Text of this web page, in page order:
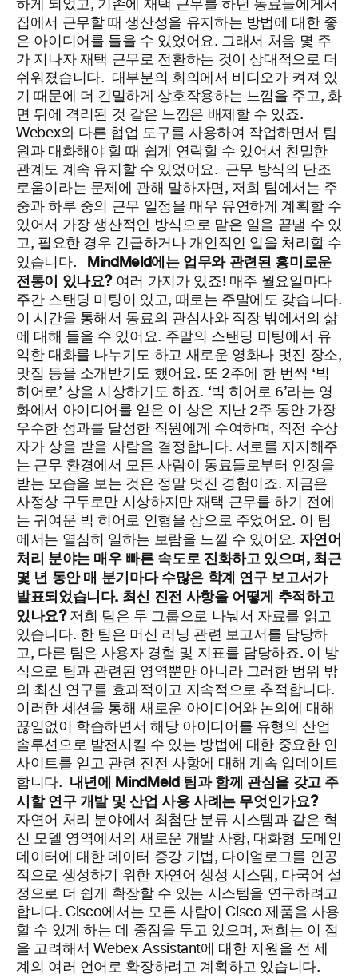
하게 되었고, 기존에 재택 근무를 하던 동료들에게서
집에서 근무할 때 생산성을 유지하는 방법에 대한 좋
은 아이디어를 들을 수 있었어요. 그래서 처음 몇 주
가 지나자 재택 근무로 전환하는 것이 상대적으로 더
쉬워졌습니다.
대부분의 회의에서 비디오가 켜져 있
기 때문에 더 긴밀하게 상호작용하는 느낌을 주고, 화
면 뒤에 격리된 것 같은 느낌은 배제할 수 있죠.
Webex와 다른 협업 도구를 사용하여 작업하면서 팀
원과 대화해야 할 때 쉽게 연락할 수 있어서 친밀한
관계도 계속 유지할 수 있었어요.
근무 방식의 단조
로움이라는 문제에 관해 말하자면, 저희 팀에서는 주
중과 하루 중의 근무 일정을 매우 유연하게 계획할 수
있어서 가장 생산적인 방식으로 맡은 일을 끝낼 수 있
고, 필요한 경우 긴급하거나 개인적인 일을 처리할 수
있습니다.
MindMeld에는 업무와 관련된 흥미로운
전통이 있나요? 여러 가지가 있죠! 매주 월요일마다
주간 스탠딩 미팅이 있고, 때로는 주말에도 갖습니다.
이 시간을 통해서 동료의 관심사와 직장 밖에서의 삶
에 대해 들을 수 있어요. 주말의 스탠딩 미팅에서 유
익한 대화를 나누기도 하고 새로운 영화나 멋진 장소,
맛집 등을 소개받기도 했어요. 또 2주에 한 번씩 ‘빅
히어로’ 상을 시상하기도 하죠. ‘빅 히어로 6’라는 영
화에서 아이디어를 얻은 이 상은 지난 2주 동안 가장
우수한 성과를 달성한 직원에게 수여하며, 직전 수상
자가 상을 받을 사람을 결정합니다. 서로를 지지해주
는 근무 환경에서 모든 사람이 동료들로부터 인정을
받는 모습을 보는 것은 정말 멋진 경험이죠. 지금은
사정상 구두로만 시상하지만 재택 근무를 하기 전에
는 귀여운 빅 히어로 인형을 상으로 주었어요. 이 팀
에서는 열심히 일하는 보람을 느낄 수 있어요. 자연어
처리 분야는 매우 빠른 속도로 진화하고 있으며, 최근
몇 년 동안 매 분기마다 수많은 학계 연구 보고서가
발표되었습니다. 최신 진전 사항을 어떻게 추적하고
있나요? 저희 팀은 두 그룹으로 나눠서 자료를 읽고
있습니다. 한 팀은 머신 러닝 관련 보고서를 담당하
고, 다른 팀은 사용자 경험 및 지표를 담당하죠. 이 방
식으로 팀과 관련된 영역뿐만 아니라 그러한 범위 밖
의 최신 연구를 효과적이고 지속적으로 추적합니다.
이러한 세션을 통해 새로운 아이디어와 논의에 대해
끊임없이 학습하면서 해당 아이디어를 유형의 산업
솔루션으로 발전시킬 수 있는 방법에 대한 중요한 인
사이트를 얻고 관련 진전 사항에 대해 계속 업데이트
합니다.
내년에 MindMeld 팀과 함께 관심을 갖고 주
시할 연구 개발 및 산업 사용 사례는 무엇인가요?
자연어 처리 분야에서 최첨단 분류 시스템과 같은 혁
신 모델 영역에서의 새로운 개발 사항, 대화형 도메인
데이터에 대한 데이터 증강 기법, 다이얼로그를 인공
적으로 생성하기 위한 자연어 생성 시스템, 다국어 설
정으로 더 쉽게 확장할 수 있는 시스템을 연구하려고
합니다. Cisco에서는 모든 사람이 Cisco 제품을 사용
할 수 있게 하는 데 중점을 두고 있으며, 저희는 이 점
을 고려해서 Webex Assistant에 대한 지원을 전 세
계의 여러 언어로 확장하려고 계획하고 있습니다.